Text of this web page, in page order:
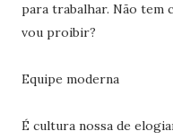
para trabalhar. Não tem
vou proibir?
Equipe moderna
É cultura nossa de